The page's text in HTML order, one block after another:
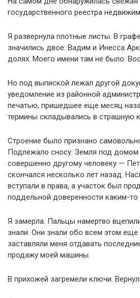
государственного реестра
Я развернула плотные листы. В
значились двое: Вадим и Инесса
долях. Моего имени там не было.
Но под выпиской лежал другой
уведомление из районной
печатью, пришедшее еще месяц
термины складывались в страшную
Строение было признано
Подлежало сносу. Земля под домом
совершенно другому человеку —
скончался несколько лет назад.
вступали в права, а участок был
поддельной доверенности каким-
Я замерла. Пальцы намертво
знали. Они знали обо всем этом
заставляли меня отдавать
продажу моей машины.
В прихожей загремели ключи.